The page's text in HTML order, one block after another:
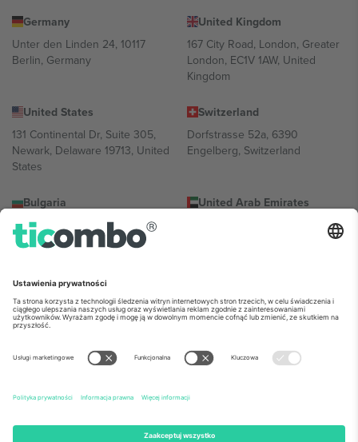
Germany
Unter den Linden 24, 10117
Berlin, Germany
United Kingdom
167 City Road, London, Greater
London, EC1V 1AW, United
Kingdom
United States
131 Continental Dr, Suite 305,
Newark, Delaware 19713, United
States
Switzerland
Dorfstrasse 52a, 6390
Engelberg, Switzerland
Bulgaria
Regus Sofia City West, bul
Totleben 53-55, 1606 Sofia,
United Arab Emirates
UAE Dubai Silicon Oasis, DDP
Building A1, Office 302, Dubai,
Mexico
Av Chapultepec 360, Roma
Norte, Cuauhtémoc, 06700
Ciudad de México, CDMX,
Mexico
Podmiot prawny dostawcy platformy może się różnić w zależności
informacje, sprawdź stronę konkretnego wydarzenia, stopkę i